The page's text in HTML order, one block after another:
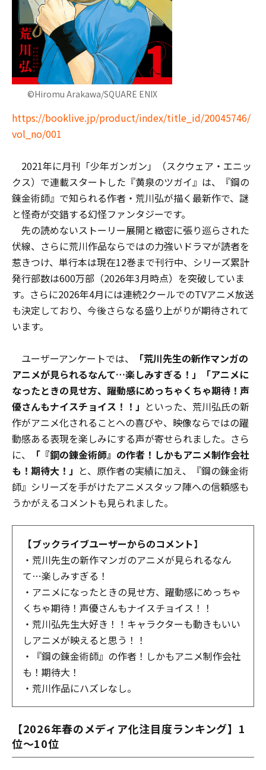
©Hiromu Arakawa/SQUARE ENIX
https://booklive.jp/product/index/title_id/20045746/
vol_no/001
2021年に月刊「少年ガンガン」（スクウェア・エニッ
クス）で連載スタートした『黄泉のツガイ』は、『鋼の
錬金術師』で知られる作者・荒川弘が描く最新作で、謎
と怪奇が交錯する幻怪ファンタジーです。
先の読めないストーリー展開と緻密に張り巡らされた
伏線、さらに荒川作品ならではの力強いドラマが読者を
惹きつけ、単行本は現在12巻まで刊行中、シリーズ累計
発行部数は600万部（2026年3月時点）を突破していま
す。さらに2026年4月には連続2クールでのTVアニメ放送
も決定しており、今後さらなる盛り上がりが期待されて
います。
ユーザーアンケートでは、
「荒川先生の新作マンガの
アニメが見られるなんて…楽しみすぎる！」「アニメに
なったときの見せ方、躍動感にめっちゃくちゃ期待！声
優さんもナイスチョイス！！」 といった、荒川弘氏の新
作がアニメ化されることへの喜びや、映像ならではの躍
動感ある表現を楽しみにする声が寄せられました。さら
に、
「『鋼の錬金術師』の作者！しかもアニメ制作会社
も！期待大！」 と、原作者の実績に加え、『鋼の錬金術
師』シリーズを手がけたアニメスタッフ陣への信頼感も
うかがえるコメントも見られました。
【ブックライブユーザーからのコメント】
・荒川先生の新作マンガのアニメが見られるなん
て…楽しみすぎる！
・アニメになったときの見せ方、躍動感にめっちゃ
くちゃ期待！声優さんもナイスチョイス！！
・荒川弘先生大好き！！キャラクターも動きもいい
しアニメが映えると思う！！
・『鋼の錬金術師』の作者！しかもアニメ制作会社
も！期待大！
・荒川作品にハズレなし。
【2026年春のメディア化注目度ランキング】1
位～10位